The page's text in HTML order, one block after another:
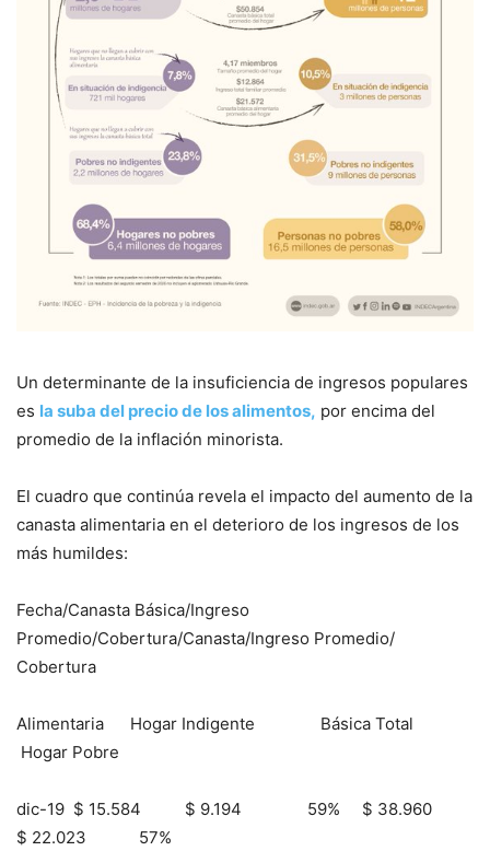
Un determinante de la insuficiencia de ingresos populares
es la suba del precio de los alimentos, por encima del
promedio de la inflación minorista.
El cuadro que continúa revela el impacto del aumento de la
canasta alimentaria en el deterioro de los ingresos de los
más humildes:
Fecha/Canasta Básica/Ingreso
Promedio/Cobertura/Canasta/Ingreso Promedio/
Cobertura
Alimentaria Hogar Indigente Básica Total
Hogar Pobre
dic-19 $ 15.584 $ 9.194 59% $ 38.960
$ 22.023 57%